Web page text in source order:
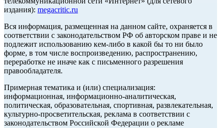
издания): megacritic.ru
Вся информация, размещенная на данном сайте, охраняется в
соответствии с законодательством РФ об авторском праве и не
подлежит использованию кем-либо в какой бы то ни было
форме, в том числе воспроизведению, распространению,
переработке не иначе как с письменного разрешения
правообладателя.
Примерная тематика и (или) специализация:
информационная, информационно-аналитическая,
политическая, образовательная, спортивная, развлекательная,
культурно-просветительская, реклама в соответствии с
законодательством Российской Федерации о рекламе